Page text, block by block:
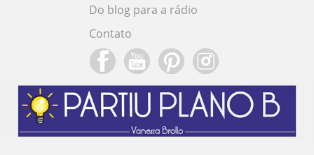
Do blog para a rádio
Contato